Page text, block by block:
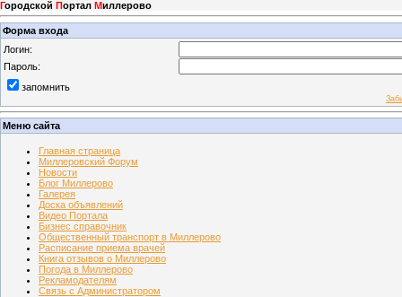
Городской Портал Миллерово
Форма входа
Логин:
Пароль:
запомнить
Меню сайта
Главная страница
Миллеровский Форум
Новости
Блог Миллерово
Галерея
Доска объявлений
Видео Портала
Бизнес справочник
Общественный транспорт в Миллерово
Расписание приема врачей
Книга отзывов о Миллерово
Погода в Миллерово
Рекламодателям
Связь с Администратором